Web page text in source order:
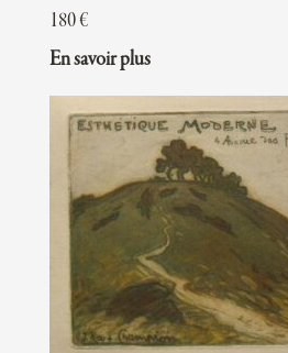
180€
En savoir plus